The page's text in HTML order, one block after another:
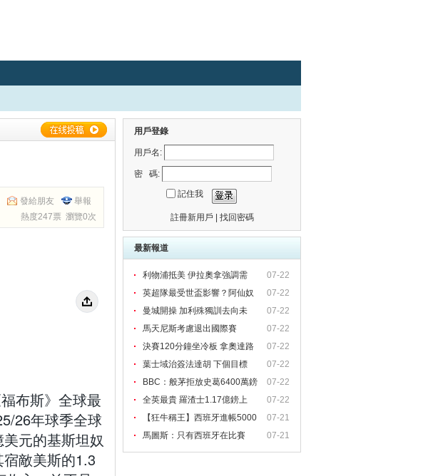
發給朋友 舉報
熱度247票 瀏覽0次
布斯》全球最
26年球季全球
元的基斯坦奴
敵美斯的1.3
用戶登錄
用戶名:
密 碼:
記住我
註冊新用戶 找回密碼
最新報道
07-22
利物浦抵美 伊拉奧拿強調需
07-22
英超隊最受世盃影響？阿仙奴
有
07-22
曼城開操 加利殊獨訓去向未
07-22
馬天尼斯考慮退出國際賽
07-22
決賽120分鐘坐冷板 拿奧達路
07-22
葉士域治簽法達胡 下個目標
07-22
BBC：般茅拒放史葛6400萬鎊
上
07-22
全英最貴 羅渣士1.17億鎊上
07-21
【狂牛稱王】西班牙進帳5000
07-21
馬圖斯：只有西班牙在比賽